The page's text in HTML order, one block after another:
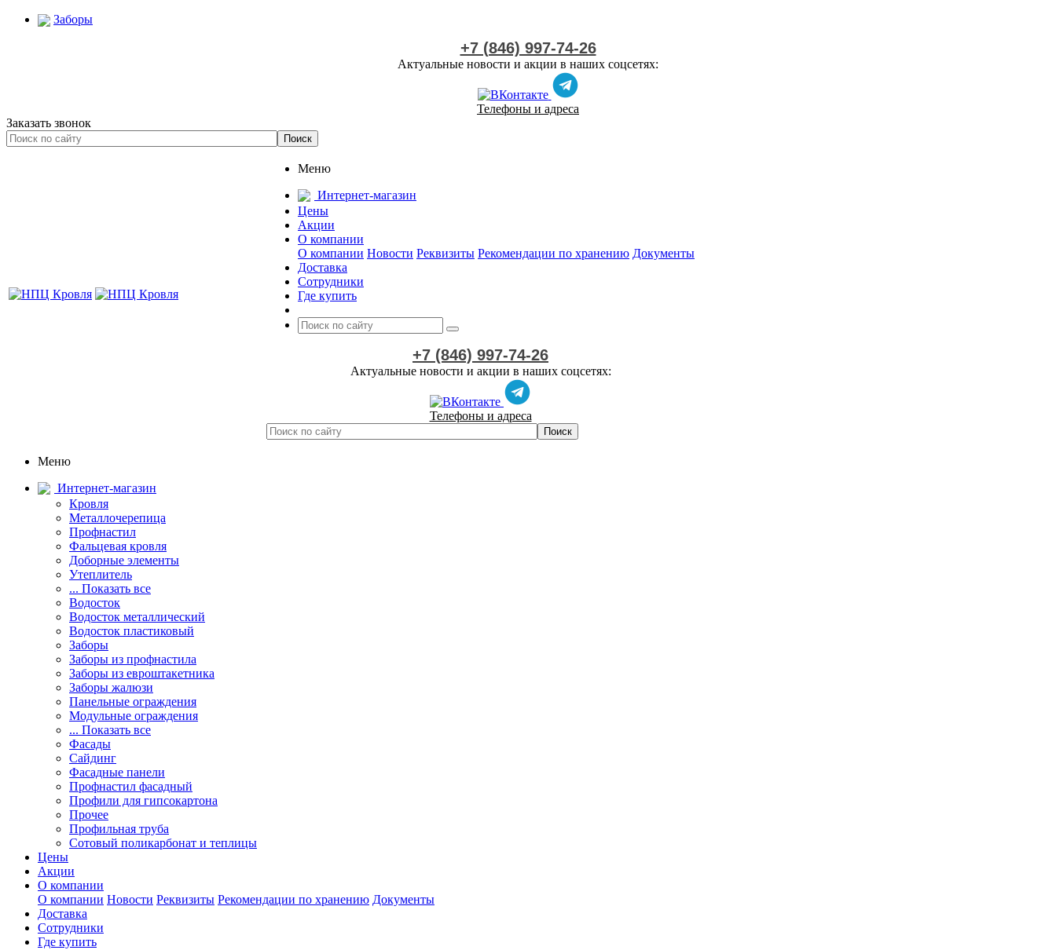
Заборы
+7 (846) 997-74-26
Актуальные новости и акции в наших соцсетях:
Телефоны и адреса
Заказать звонок
Меню
Интернет-магазин
Цены
Акции
О компании
О компании Новости Реквизиты Рекомендации по хранению Документы
Доставка
Сотрудники
Где купить
+7 (846) 997-74-26
Актуальные новости и акции в наших соцсетях:
Телефоны и адреса
Меню
Интернет-магазин
Кровля
Металлочерепица
Профнастил
Фальцевая кровля
Доборные элементы
Утеплитель
... Показать все
Водосток
Водосток металлический
Водосток пластиковый
Заборы
Заборы из профнастила
Заборы из евроштакетника
Заборы жалюзи
Панельные ограждения
Модульные ограждения
... Показать все
Фасады
Сайдинг
Фасадные панели
Профнастил фасадный
Профили для гипсокартона
Прочее
Профильная труба
Сотовый поликарбонат и теплицы
Цены
Акции
О компании
О компании Новости Реквизиты Рекомендации по хранению Документы
Доставка
Сотрудники
Где купить